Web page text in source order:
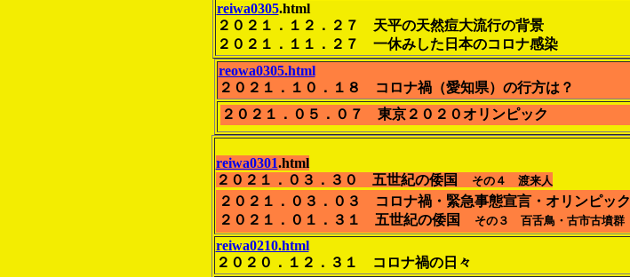
reiwa0305.html
２０２１．１２．２７ 天平の天然痘大流行の背景
２０２１．１１．２７ 一休みした日本のコロナ感染
reowa0305.html
２０２１．１０．１８ コロナ禍（愛知県）の行方は？
２０２１．０５．０７ 東京２０２０オリンピック
reiwa0301.html
２０２１．０３．３０ 五世紀の倭国
その４ 渡来人
２０２１．０３．０３ コロナ禍・緊急事態宣言・オリンピック
２０２１．０１．３１ 五世紀の倭国
その３ 百舌鳥・古市古墳群
reiwa0210.html
２０２０．１２．３１ コロナ禍の日々